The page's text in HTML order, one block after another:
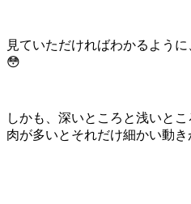
見ていただければわかるよう
😳
しかも、深いところと浅いと
肉が多いとそれだけ細かい動き